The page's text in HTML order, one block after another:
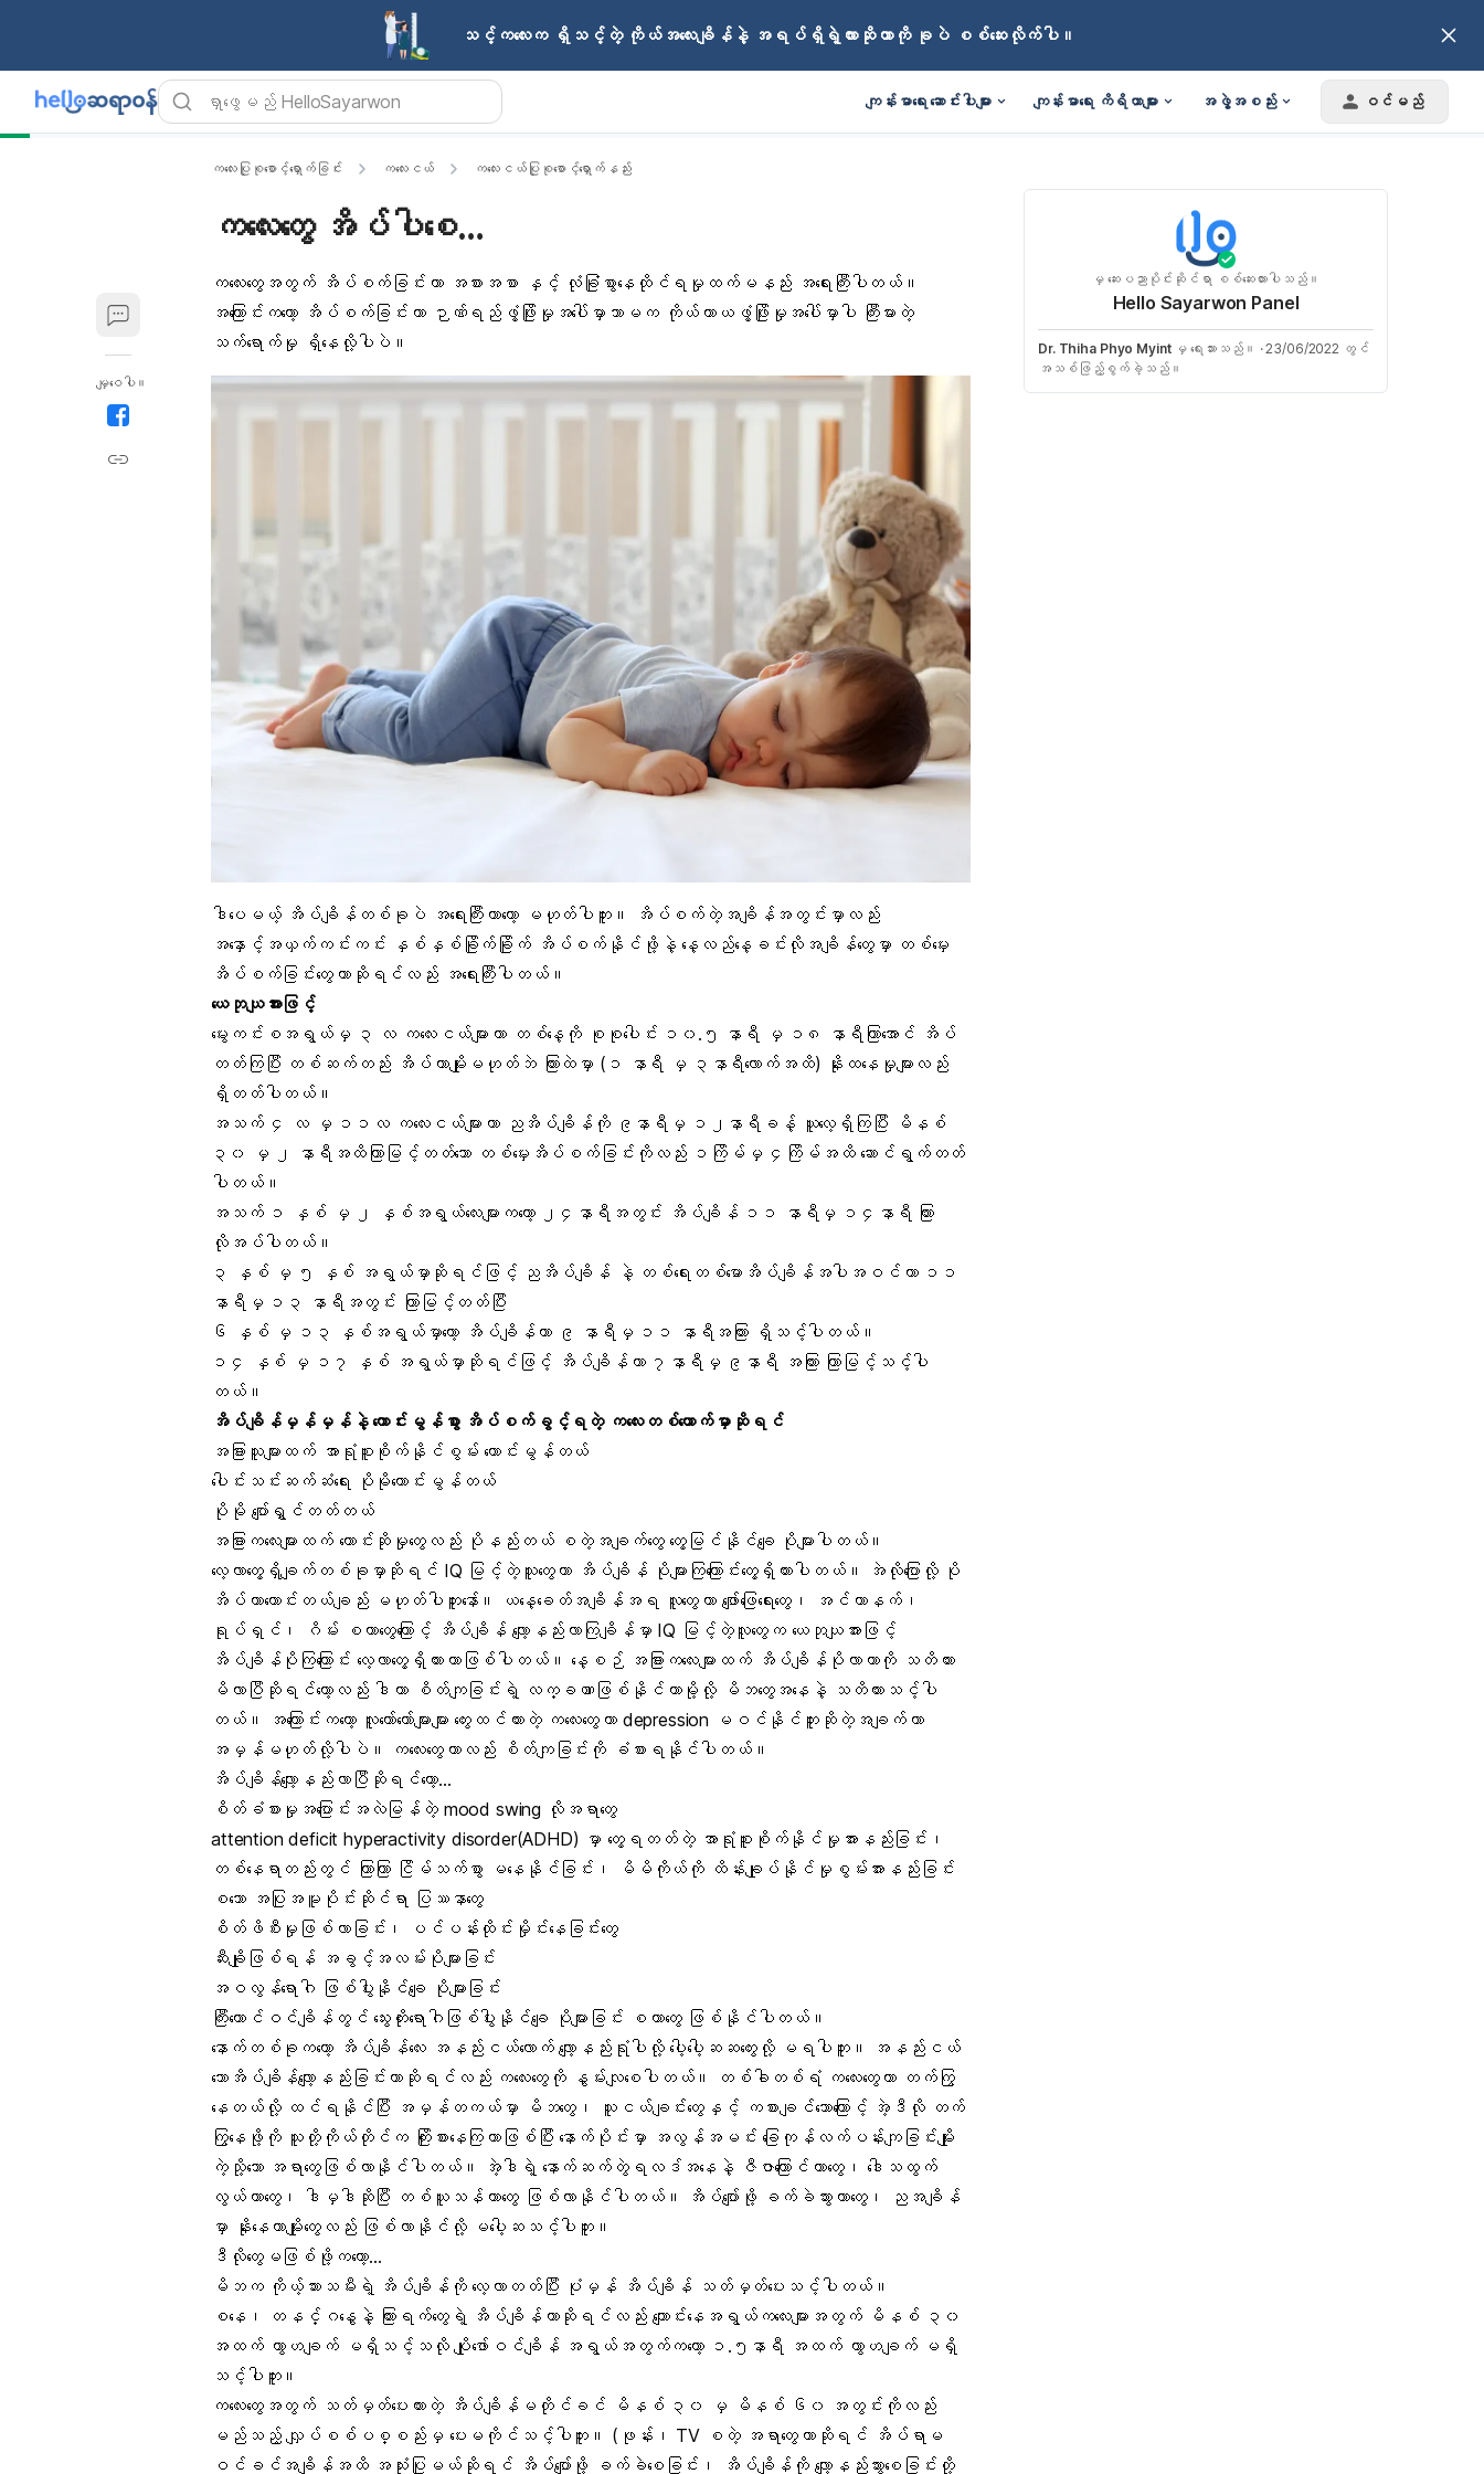
သင့်ကလေးက ရှိသင့်တဲ့ ကိုယ်အလေးချိန်နဲ့ အရပ်ရှိရဲ့လားဆိုတာကို ခုပဲ စစ်ဆေးလိုက်ပါ။
ကျန်းမာရေး ဆောင်းပါးများ ကျန်းမာရေး ကိရိယာများ အဖွဲ့အစည်း ဝင်မည်
မျှဝေပါ။
ကလေးပြုစုစောင့်ရှောက်ခြင်း ကလေးငယ် ကလေးငယ်ပြုစုစောင့်ရှောက်နည်း
ကလေးတွေ အိပ်ပါစေ…
ကလေးတွေအတွက် အိပ်စက်ခြင်းဟာ အစားအစာ နှင့် လုံခြုံစွာနေထိုင်ရမှုထက်မနည်း အရေးကြီးပါတယ်။
အကြောင်းကတော့ အိပ်စက်ခြင်းဟာ ဉာဏ်ရည်ဖွံ့ဖြိုးမှုအပေါ်မှာသာမက ကိုယ်ကာယဖွံ့ဖြိုးမှုအပေါ်မှာပါ ကြီးမားတဲ့
သက်ရောက်မှု ရှိနေလို့ပါပဲ။
ဒါပေမယ့် အိပ်ချိန်တစ်ခုပဲ အရေးကြီးတာတော့ မဟုတ်ပါဘူး။ အိပ်စက်တဲ့အချိန်အတွင်းမှာလည်း
အနှောင့်အယှက်ကင်းကင်း နှစ်နှစ်ခြိုက်ခြိုက် အိပ်စက်နိုင်ဖို့နဲ့ နေ့လည်နေ့ခင်းလိုအချိန်တွေမှာ တစ်မှေး
အိပ်စက်ခြင်းတွေဟာဆိုရင်လည်း အရေးကြီးပါတယ်။
ယေဘုယျအားဖြင့်
မွေးကင်းစအရွယ်မှ ၃ လ ကလေးငယ်များဟာ တစ်နေ့ကို စုစုပေါင်း ၁၀.၅ နာရီ မှ ၁၈ နာရီကြာအောင် အိပ်
တတ်ကြပြီး တစ်ဆက်တည်း အိပ်တာမျိုးမဟုတ်ဘဲ ကြားထဲမှာ (၁ နာရီ မှ ၃နာရီ‌လောက်အထိ) နိုးထနေမှုများလည်း
ရှိတတ်ပါတယ်။
အသက် ၄ လ မှ ၁၁လ ကလေးငယ်များဟာ ညအိပ်ချိန်ကို ၉နာရီမှ ၁၂နာရီခန့် ယူလေ့ရှိကြပြီး မိနစ်
၃၀ မှ ၂ နာရီအထိကြာမြင့်တတ်သော တစ်မှေးအိပ်စက်ခြင်းကိုလည်း ၁ကြိမ်မှ ၄ကြိမ်အထိ ဆောင်ရွက်တတ်
ပါတယ်။
အသက် ၁ နှစ် မှ ၂ နှစ်အရွယ်လေးများကတော့ ၂၄နာရီအတွင်း အိပ်ချိန် ၁၁ နာရီမှ ၁၄နာရီ ကြား
လိုအပ်ပါတယ်။
၃ နှစ် မှ ၅ နှစ် အရွယ်မှာဆိုရင်ဖြင့် ညအိပ်ချိန် နဲ့ တစ်ရေးတစ်မောအိပ်ချိန်အပါအဝင်ဟာ ၁၁
နာရီမှ ၁၃ နာရီအတွင်း ကြာမြင့်တတ်ပြီး
၆ နှစ် မှ ၁၃ နှစ်အရွယ်မှာတော့ အိပ်ချိန်ဟာ ၉ နာရီမှ ၁၁ နာရီအကြား ရှိသင့်ပါတယ်။
၁၄ နှစ် မှ ၁၇ နှစ် အရွယ်မှာဆိုရင်ဖြင့် အိပ်ချိန်ဟာ ၇နာရီမှ ၉နာရီ အကြား ကြာမြင့်သင့်ပါ
တယ်။
အိပ်ချိန်မှန်မှန်နဲ့ ကောင်းမွန်စွာ အိပ်စက်ခွင့်ရတဲ့ ကလေးတစ်ယောက်မှာဆိုရင်
အခြားသူများထက် အာရုံစူးစိုက်နိုင်စွမ်း ကောင်းမွန်တယ်
ပေါင်းသင်းဆက်ဆံရေး ပိုမိုကောင်းမွန်တယ်
ပိုမို ပျော်ရွှင်တတ်တယ်
အခြားကလေးများထက် တောင်းဆိုမှုတွေလည်း ပိုနည်းတယ် စတဲ့အချက်တွေ တွေ့မြင်နိုင်ချေ ပိုများပါတယ်။
လေ့လာတွေ့ရှိချက်တစ်ခုမှာဆိုရင် IQ မြင့်တဲ့သူတွေဟာ အိပ်ချိန် ပိုများကြကြောင်းတွေ့ရှိထားပါတယ်။ အဲလိုပြောလို့ ပို
အိပ်တာကောင်းတယ်ချည်း မဟုတ်ပါဘူးနော်။ ယနေ့ခေတ်အချိန်အရ လူတွေဟာ ဖျော်ဖြေရေးတွေ၊ အင်တာနက်၊
ရုပ်ရှင်၊ ဂိမ်း စတာတွေကြောင့် အိပ်ချိန် လျော့နည်းလာကြချိန်မှာ IQ မြင့်တဲ့လူတွေက ယေဘုယျအားဖြင့်
အိပ်ချိန်ပိုကြကြောင်း လေ့လာတွေ့ရှိထားတာဖြစ်ပါတယ်။ နေ့စဉ် အခြားကလေးများထက် အိပ်ချိန်ပိုလာတာကို သတိထား
မိလာပြီဆိုရင်တော့လည်း ဒါဟာ စိတ်ကျခြင်းရဲ့ လက္ခဏာဖြစ်နိုင်တာမို့လို့ မိဘတွေအနေနဲ့ သတိထားသင့်ပါ
တယ်။ အကြောင်းကတော့ လူတော်တော်များများ တွေးထင်ထားတဲ့ ကလေးတွေဟာ depression မဝင်နိုင်ဘူးဆိုတဲ့အချက်ဟာ
အမှန်မဟုတ်လို့ပါပဲ။ ကလေးတွေဟာလည်း စိတ်ကျခြင်းကို ခံစားရနိုင်ပါတယ်။
အိပ်ချိန်လျော့နည်းလာပြီဆိုရင်တော့…
စိတ်ခံစားမှုအပြောင်းအလဲမြန်တဲ့ mood swing လိုအရာတွေ
attention deficit hyperactivity disorder(ADHD) မှာ တွေ့ရတတ်တဲ့ အာရုံစူးစိုက်နိုင်မှုအားနည်းခြင်း၊
တစ်နေရာတည်းတွင် ကြာကြာ ငြိမ်သက်စွာ မနေနိုင်ခြင်း၊ မိမိကိုယ်ကို ထိန်းချုပ်နိုင်မှုစွမ်းအားနည်းခြင်း
စသော အပြုအမူပိုင်းဆိုင်ရာ ပြဿနာတွေ
စိတ်ဖိစီးမှုဖြစ်လာခြင်း၊ ပင်ပန်းထိုင်းမှိုင်းနေခြင်းတွေ
ဆီးချိုဖြစ်ရန် အခွင့်အလမ်းပိုများခြင်း
အဝလွန်ရောဂါ ဖြစ်ပွါးနိုင်ချေ ပိုများခြင်း
ကြီးကောင်ဝင်ချိန်တွင် သွေးတိုးရောဂါဖြစ်ပွါးနိုင်ချေ ပိုများခြင်း စတာတွေ ဖြစ်နိုင်ပါတယ်။
နောက်တစ်ခုကတော့ အိပ်ချိန်လေး အနည်းငယ်လောက် လျော့နည်းရုံပါလို့ ပေါ့ပေါ့ဆဆတွေးလို့ မရပါဘူး။ အနည်းငယ်
သောအိပ်ချိန်လျော့နည်းခြင်းဟာဆိုရင်လည်း ကလေးတွေကို နွမ်းလျစေပါတယ်။ တစ်ခါတစ်ရံ ကလေးတွေဟာ တက်ကြွ
နေတယ်လို့ ထင်ရနိုင်ပြီး အမှန်တကယ်မှာ မိဘတွေ၊ သူငယ်ချင်းတွေနှင့် ကစားချင်သောကြောင့် အဲ့ဒီလို တက်
ကြွနေဖို့ကို သူတို့ကိုယ်တိုင်က ကြိုးစားနေကြတာဖြစ်ပြီး နောက်ပိုင်းမှာ အလွန်အမင်း ခြေကုန်လက်ပန်းကျခြင်းမျိုး
ကဲ့သို့သော အရာတွေဖြစ်လာနိုင်ပါတယ်။ အဲ့ဒါရဲ့ နောက်ဆက်တွဲရလဒ်အနေနဲ့ ဇီဇာကြောင်တာတွေ၊ ဒေါသထွက်
လွယ်တာတွေ၊ ဒါမှဒါဆိုပြီး တစ်ယူသန်တာတွေ ဖြစ်လာနိုင်ပါတယ်။ အိပ်ပျော်ဖို့ ခက်ခဲသွားတာတွေ၊ ညအချိန်
မှာ နိုးနေတာမျိုးတွေလည်း ဖြစ်လာနိုင်လို့ မပေါ့ဆသင့်ပါဘူး။
ဒီလိုတွေမဖြစ်ဖို့ကတော့…
မိဘက ကိုယ့်သားသမီးရဲ့ အိပ်ချိန်ကို လေ့လာတတ်ပြီး ပုံမှန် အိပ်ချိန် သတ်မှတ်ပေးသင့်ပါတယ်။
စနေ၊ တနင်္ဂနွေနဲ့ ကြားရက်တွေရဲ့ အိပ်ချိန်ဟာဆိုရင်လည်း ကျောင်းနေအရွယ်ကလေးများအတွက် မိနစ် ၃၀
အထက် ကွာဟချက် မရှိသင့်သလို ပျိုဖော်ဝင်ချိန် အရွယ်အတွက်ကတော့ ၁.၅နာရီ အထက် ကွာဟချက် မရှိ
သင့်ပါဘူး။
ကလေးတွေအတွက် သတ်မှတ်ပေးထားတဲ့ အိပ်ချိန်မတိုင်ခင် မိနစ် ၃၀ မှ မိနစ် ၆၀ အတွင်းကိုလည်း
မည်သည့် လျှပ်စစ်ပစ္စည်းမှ ပေးမကိုင်သင့်ပါဘူး။ (ဖုန်း၊ TV စတဲ့ အရာတွေဟာဆိုရင် အိပ်ရာမ
ဝင်ခင်အချိန်အထိ အသုံးပြုမယ်ဆိုရင် အိပ်ပျော်ဖို့ ခက်ခဲစေခြင်း၊ အိပ်ချိန်ကို လျော့နည်းသွားစေခြင်းတို့
မှ ဆေးပညာပိုင်းဆိုင်ရာ စစ်ဆေးထားပါသည်။
Hello Sayarwon Panel
Dr. Thiha Phyo Myintမှ ရေးသားသည်။ ·23/06/2022 တွင်
အသစ်ဖြည့်စွက်ခဲ့သည်။